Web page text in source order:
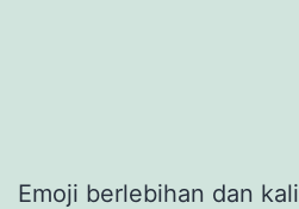
Emoji berlebihan dan